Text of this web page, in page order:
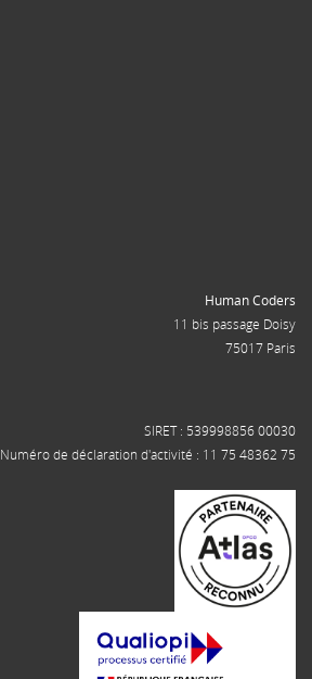
Human Coders
11 bis passage Doisy
75017 Paris
SIRET : 539998856 00030
Numéro de déclaration d'activité : 11 75 48362 75